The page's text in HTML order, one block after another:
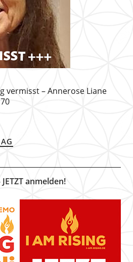
vermisst – Annerose Liane
anmelden!